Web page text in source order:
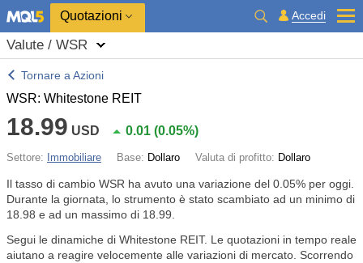
Quotazioni Accedi
Valute / WSR
Tornare a Azioni
WSR: Whitestone REIT
18.99 USD 0.01 (0.05%)
Settore: Immobiliare Base: Dollaro Valuta di profitto: Dollaro
Il tasso di cambio WSR ha avuto una variazione del 0.05% per oggi.
Durante la giornata, lo strumento è stato scambiato ad un minimo di
18.98 e ad un massimo di 18.99.
Segui le dinamiche di Whitestone REIT. Le quotazioni in tempo reale
aiutano a reagire velocemente alle variazioni di mercato. Scorrendo